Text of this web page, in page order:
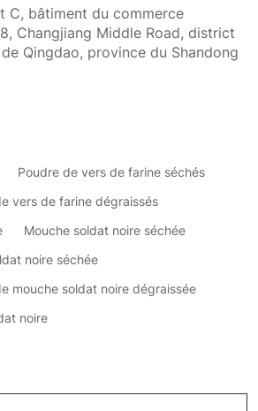
C, bâtiment du commerce
Changjiang Middle Road, district
Qingdao, province du Shandong
Poudre de vers de farine séchés
vers de farine dégraissés
Mouche soldat noire séchée
noire séchée
mouche soldat noire dégraissée
noire